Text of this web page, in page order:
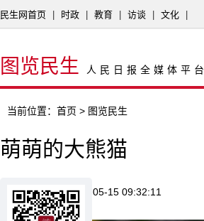
民生网首页 时政 教育 访谈 文化
图览民生 人民日报全媒体平台
当前位置： 首页 > 图览民生
萌萌的大熊猫
来源：新华网 2026-05-15 09:32:11